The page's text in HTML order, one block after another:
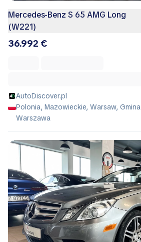
Mercedes-Benz S 65 AMG Long
(W221)
36.992 €
AutoDiscover.pl
Polonia, Mazowieckie, Warsaw, Gmina
Warszawa